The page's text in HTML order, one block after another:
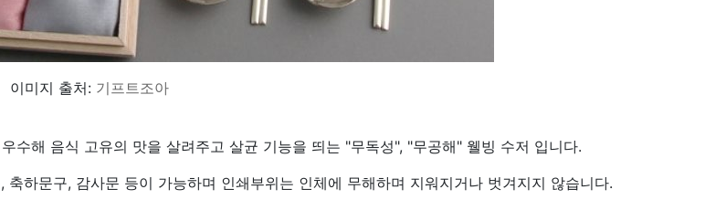
이미지 출처: 기프트조아
수해 음식 고유의 맛을 살려주고 살균 기능을 띄는 "무독성", "무공해" 웰빙 수저 입니다.
하문구, 감사문 등이 가능하며 인쇄부위는 인체에 무해하며 지워지거나 벗겨지지 않습니다.